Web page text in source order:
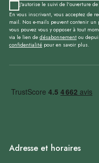
J'autorise le suivi de l'ouverture
En vous inscrivant, vous acceptez de
mail. Nos e-mails peuvent contenir un
vous pouvez vous y opposer à tout
via le lien de désabonnement ou
confidentialité pour en savoir plus.
Adresse et horaires